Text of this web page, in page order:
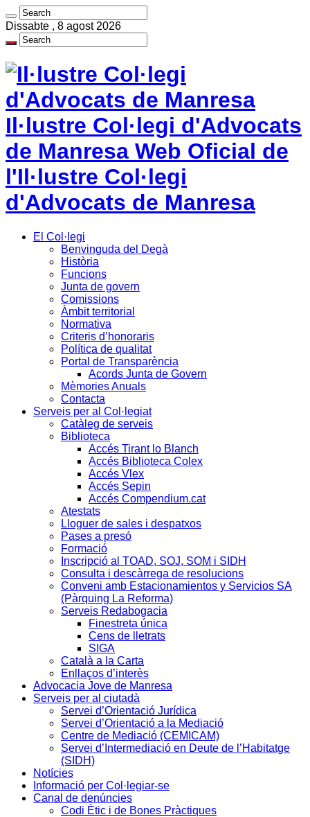
Dissabte , 8 agost 2026
Il·lustre Col·legi d'Advocats
de Manresa Web Oficial de
l'Il·lustre Col·legi
d'Advocats de Manresa
El Col·legi
Benvinguda del Degà
Història
Funcions
Junta de govern
Comissions
Àmbit territorial
Normativa
Criteris d’honoraris
Política de qualitat
Portal de Transparència
Acords Junta de Govern
Mèmories Anuals
Contacta
Serveis per al Col·legiat
Catàleg de serveis
Biblioteca
Accés Tirant lo Blanch
Accés Biblioteca Colex
Accés Vlex
Accés Sepin
Accés Compendium.cat
Atestats
Lloguer de sales i despatxos
Pases a presó
Formació
Inscripció al TOAD, SOJ, SOM i SIDH
Consulta i descàrrega de resolucions
Conveni amb Estacionamientos y Servicios SA
(Pàrquing La Reforma)
Serveis Redabogacia
Finestreta única
Cens de lletrats
SIGA
Català a la Carta
Enllaços d’interès
Advocacia Jove de Manresa
Serveis per al ciutadà
Servei d’Orientació Jurídica
Servei d’Orientació a la Mediació
Centre de Mediació (CEMICAM)
Servei d’Intermediació en Deute de l’Habitatge
(SIDH)
Notícies
Informació per Col·legiar-se
Canal de denúncies
Codi Ètic i de Bones Pràctiques